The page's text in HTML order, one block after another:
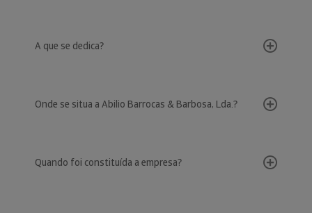
A que se dedica?
Onde se situa a Abilio Barrocas & Barbosa, Lda.?
Quando foi constituída a empresa?